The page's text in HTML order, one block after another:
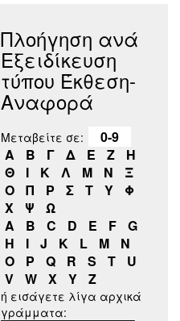
Πλοήγηση ανά
Εξειδίκευση
τύπου Έκθεση-
Αναφορά
Μεταβείτε σε:
0-9
Α
Β Γ Δ Ε Ζ
Η
Θ
Ι Κ Λ Μ Ν
Ξ
Ο
Π Ρ Σ Τ Υ
Φ
Χ
Ψ
Ω
A
B C D E F
G
H
I J K L M
N
O
P Q R S T
U
V
W X Y Z
ή εισάγετε λίγα αρχικά
γράμματα: